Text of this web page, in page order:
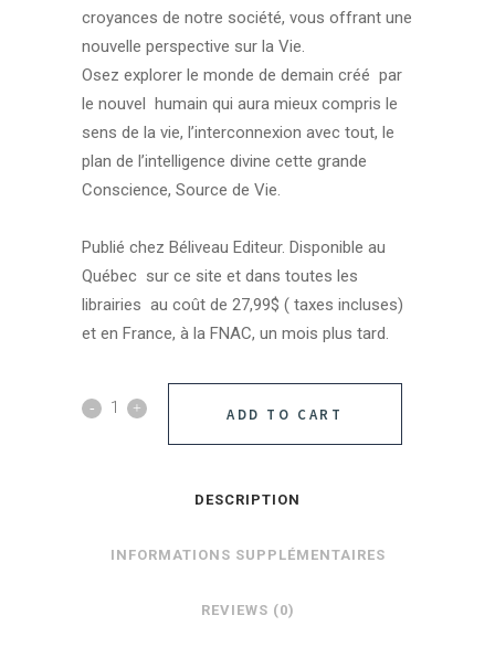
croyances de notre société, vous offrant une
nouvelle perspective sur la Vie.
Osez explorer le monde de demain créé par
le nouvel humain qui aura mieux compris le
sens de la vie, l’interconnexion avec tout, le
plan de l’intelligence divine cette grande
Conscience, Source de Vie.
Publié chez Béliveau Editeur. Disponible au
Québec sur ce site et dans toutes les
librairies au coût de 27,99$ ( taxes incluses)
et en France, à la FNAC, un mois plus tard.
ADD TO CART
DESCRIPTION
INFORMATIONS SUPPLÉMENTAIRES
REVIEWS (0)